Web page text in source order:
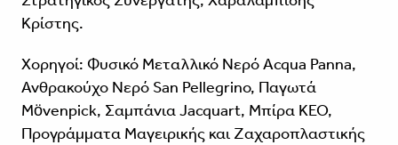
Κρίστης.
Χορηγοί: Φυσικό Μεταλλικό Νερό Acqua Panna,
Ανθρακούχο Νερό San Pellegrino, Παγωτά
Mövenpick, Σαμπάνια Jacquart, Μπίρα ΚΕΟ,
Προγράμματα Mαγειρικής και Zαχαροπλαστικής